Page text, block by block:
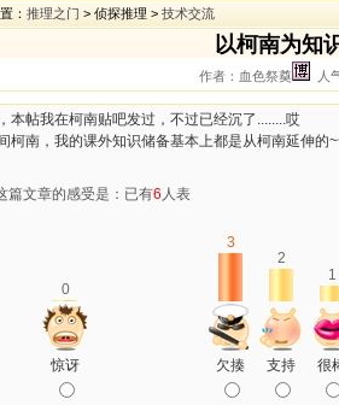
： 推理之门 > 侦探推理 > 技术交流
以柯南为知
作者：血色祭奠 人
本帖我在柯南贴吧发过，不过已经沉了........哎
柯南，我的课外知识储备基本上都是从柯南延伸的
篇文章的感受是：已有6 人表
0
3
2
1
惊讶 欠揍 支持 很